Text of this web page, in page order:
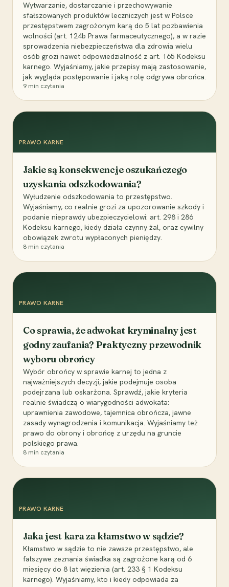
Wytwarzanie, dostarczanie i przechowywanie
sfałszowanych produktów leczniczych jest w Polsce
przestępstwem zagrożonym karą do 5 lat pozbawienia
wolności (art. 124b Prawa farmaceutycznego), a w razie
sprowadzenia niebezpieczeństwa dla zdrowia wielu
osób grozi nawet odpowiedzialność z art. 165 Kodeksu
karnego. Wyjaśniamy, jakie przepisy mają zastosowanie,
jak wygląda postępowanie i jaką rolę odgrywa obrońca.
9 min czytania
PRAWO KARNE
Jakie są konsekwencje oszukańczego
uzyskania odszkodowania?
Wyłudzenie odszkodowania to przestępstwo.
Wyjaśniamy, co realnie grozi za upozorowanie szkody i
podanie nieprawdy ubezpieczycielowi: art. 298 i 286
Kodeksu karnego, kiedy działa czynny żal, oraz cywilny
obowiązek zwrotu wypłaconych pieniędzy.
8 min czytania
PRAWO KARNE
Co sprawia, że adwokat kryminalny jest
godny zaufania? Praktyczny przewodnik
wyboru obrońcy
Wybór obrońcy w sprawie karnej to jedna z
najważniejszych decyzji, jakie podejmuje osoba
podejrzana lub oskarżona. Sprawdź, jakie kryteria
realnie świadczą o wiarygodności adwokata:
uprawnienia zawodowe, tajemnica obrończa, jawne
zasady wynagrodzenia i komunikacja. Wyjaśniamy też
prawo do obrony i obrońcę z urzędu na gruncie
polskiego prawa.
8 min czytania
PRAWO KARNE
Jaka jest kara za kłamstwo w sądzie?
Kłamstwo w sądzie to nie zawsze przestępstwo, ale
fałszywe zeznania świadka są zagrożone karą od 6
miesięcy do 8 lat więzienia (art. 233 § 1 Kodeksu
karnego). Wyjaśniamy, kto i kiedy odpowiada za